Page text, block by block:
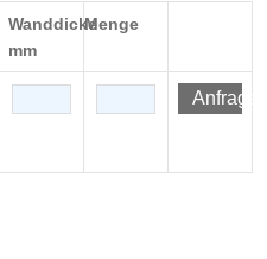
Wanddicke
mm
Menge